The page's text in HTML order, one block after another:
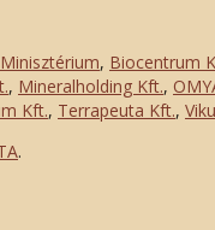
, Biocentrum
, Mineralholding Kft.,
Kft., Terrapeuta Kft.,
.